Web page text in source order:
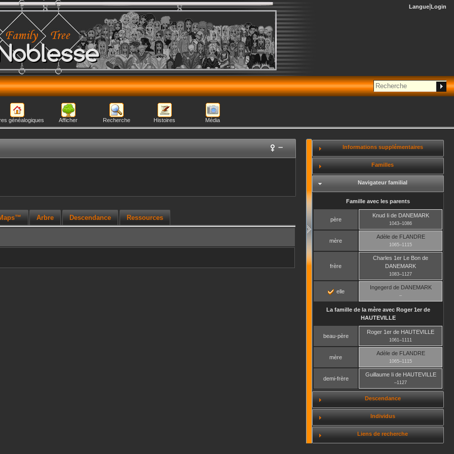
Langue Login
généalogiques Afficher Recherche Histoires Média
–
Arbre Descendance Ressources
Informations supplémentaires
Familles
Navigateur familial
Famille avec les parents
père
Knud Iide DANEMARK
1043–1086
mère
Adèlede FLANDRE
1065–1115
frère
Charles 1er Le Bon de
DANEMARK
1083–1127
elle
Ingegerdde DANEMARK
–
La famille de la mère avec Roger 1erde
HAUTEVILLE
beau-père
Roger 1er de HAUTEVILLE
1061–1111
mère
Adèlede FLANDRE
1065–1115
demi-frère
Guillaume Iide HAUTEVILLE
–1127
Descendance
Individus
Liens de recherche